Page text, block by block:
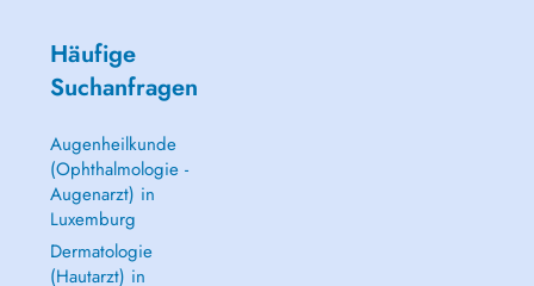
Häufige
Suchanfragen
Augenheilkunde
(Ophthalmologie -
Augenarzt) in
Luxemburg
Dermatologie
(Hautarzt) in